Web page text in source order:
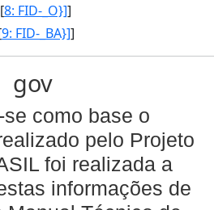
[8: FID-_O}]]
9: FID-_BA}]]
gov
se como base o
pelo Projeto
foi realizada a
informações de